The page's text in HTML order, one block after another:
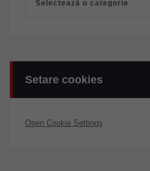
Setare cookies
Open Cookie Settings